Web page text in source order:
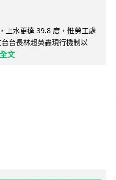
上水更達 39.8 度，惟勞工處
台長林超英轟現行機制以
文